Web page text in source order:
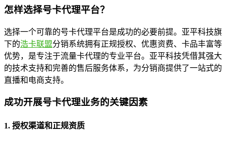
怎样选择号卡代理平台？
选择一个可靠的号卡代理平台是成功的必要前提。亚平科技旗
下的浩卡联盟分销系统拥有正规授权、优惠资费、卡品丰富等
优势，是专注于流量卡代理的专业平台。亚平科技凭借其强大
的技术支持和完善的售后服务体系，为分销商提供了一站式的
直播和电商支持。
成功开展号卡代理业务的关键因素
1. 授权渠道和正规资质